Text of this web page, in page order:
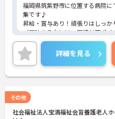
福岡県筑紫野市に位置する病院に
集です♪
昇給・賞与あり！頑張りはしっ
ご興味ある方には、面接対策ポイ
詳細をお話しいたしますのでお気
い！
詳細を見る
その他
社会福祉法人宝満福祉会盲養護老人